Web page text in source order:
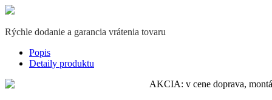
Rýchle dodanie a garancia vrátenia tovaru
Popis
Detaily produktu